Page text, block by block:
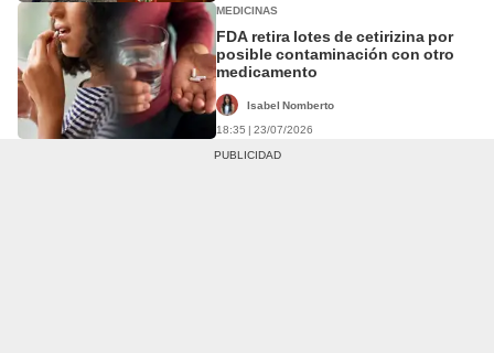
MEDICINAS
FDA retira lotes de cetirizina por
posible contaminación con otro
medicamento
Isabel Nomberto
18:35 | 23/07/2026